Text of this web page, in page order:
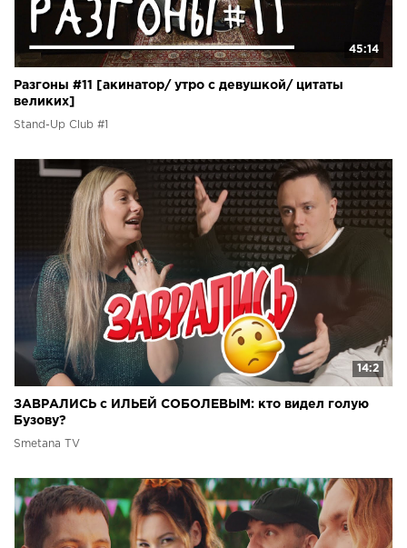
45:14
Разгоны #11 [акинатор/ утро с девушкой/ цитаты
великих]
Stand-Up Club #1
14:2
ЗАВРАЛИСЬ с ИЛЬЕЙ СОБОЛЕВЫМ: кто видел голую
Бузову?
Smetana TV